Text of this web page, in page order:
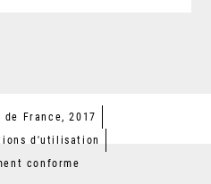
France, 2017
d'utilisation
conforme